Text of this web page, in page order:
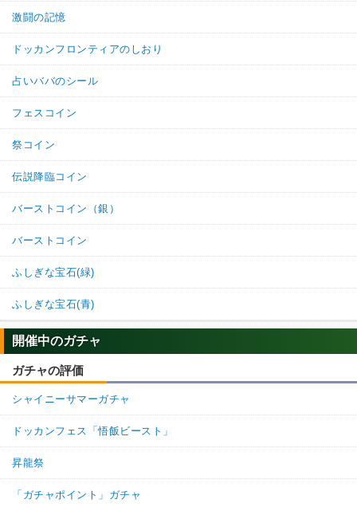
激闘の記憶
ドッカンフロンティアのしおり
占いババのシール
フェスコイン
祭コイン
伝説降臨コイン
バーストコイン（銀）
バーストコイン
ふしぎな宝石(緑)
ふしぎな宝石(青)
開催中のガチャ
ガチャの評価
シャイニーサマーガチャ
ドッカンフェス「悟飯ビースト」
昇龍祭
「ガチャポイント」ガチャ